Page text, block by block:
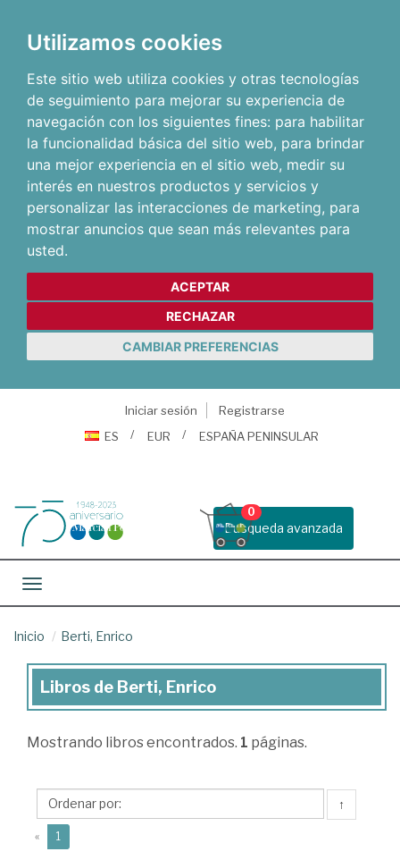
Utilizamos cookies
Este sitio web utiliza cookies y otras tecnologías
de seguimiento para mejorar su experiencia de
navegación con los siguientes fines: para habilitar
la funcionalidad básica del sitio web, para brindar
una mejor experiencia en el sitio web, medir su
interés en nuestros productos y servicios y
personalizar las interacciones de marketing, para
mostrar anuncios que sean más relevantes para
usted.
ACEPTAR
RECHAZAR
CAMBIAR PREFERENCIAS
Iniciar sesión
Registrarse
ES
EUR ESPAÑA PENINSULAR
Busqueda avanzada
0
Toggle navigation
Inicio Berti, Enrico
Libros
Berti,
Libros de Berti, Enrico
Mostrando libros encontrados. 1 páginas.
↑
« 1